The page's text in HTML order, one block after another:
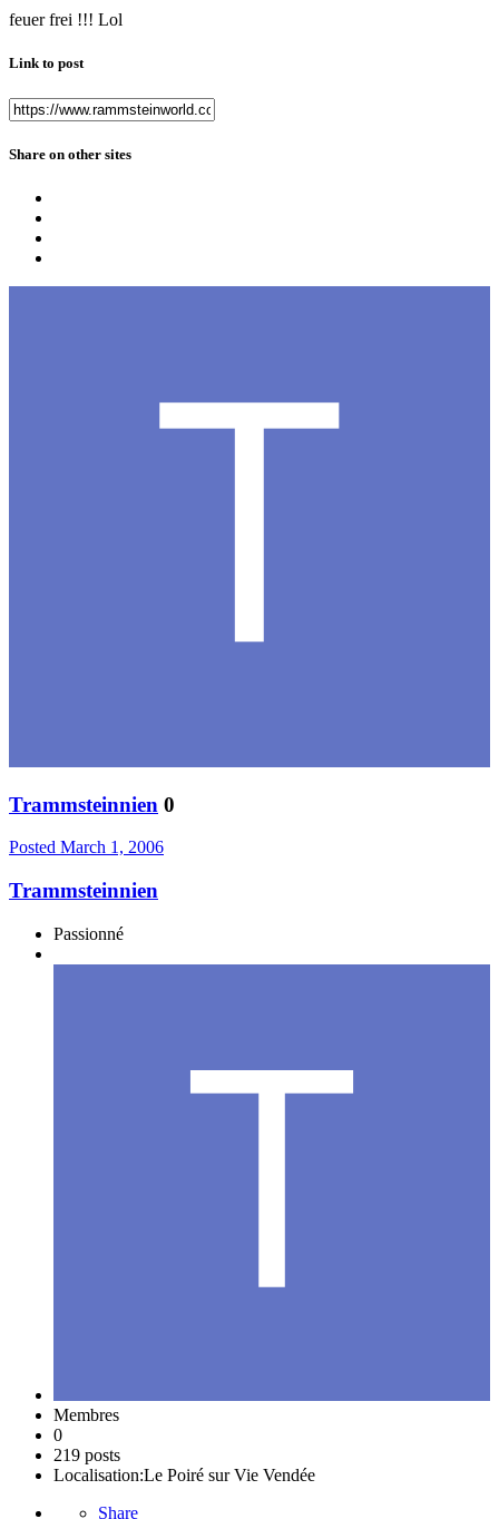
feuer frei !!! Lol
Link to post
Share on other sites
Trammsteinnien 0
Posted March 1, 2006
Trammsteinnien
Passionné
Membres
0
219 posts
Localisation:Le Poiré sur Vie Vendée
Share